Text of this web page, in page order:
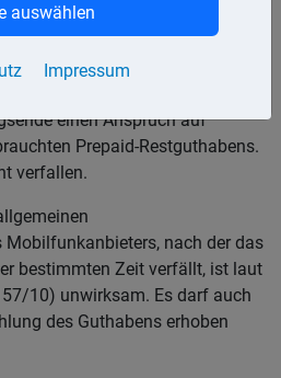
Geschäftsbedingungen vor.
Kündigungsfristen.
des Prepaid-Vertrags durch
hat der Mobilfunkkunde
einen Anspruch auf
Prepaid-Restguthabens.
verfallen.
nach der das
bestimmten Zeit verfällt, ist laut
10) unwirksam. Es darf auch
des Guthabens erhoben
Impressum
auswählen